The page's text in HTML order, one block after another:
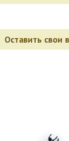
Оставить свои